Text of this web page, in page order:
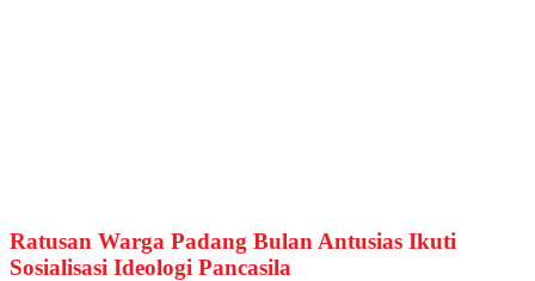
Ratusan Warga Padang Bulan Antusias Ikuti
Sosialisasi Ideologi Pancasila